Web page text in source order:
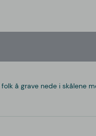
å grave nede i skålene